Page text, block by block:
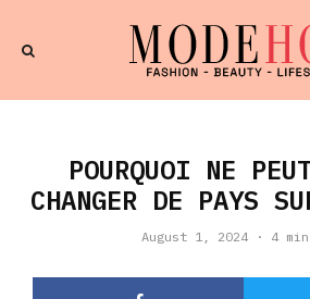
POURQUOI NE
CHANGER DE PAYS
August 1, 2024 · 4